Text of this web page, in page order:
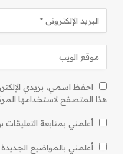
احفظ اسمي، بريدي
هذا المتصفح لاستخدامها
أعلمني بمتابعة التعليقات
أعلمني بالمواضيع الجديدة